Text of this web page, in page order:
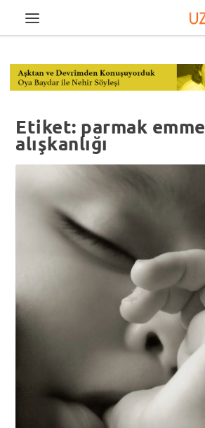
Etiket: parmak emme
alışkanlığı